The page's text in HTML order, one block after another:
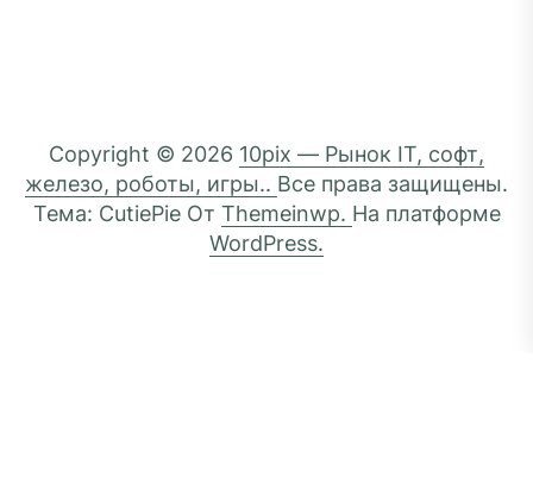
Copyright © 2026 10pix — Рынок IT, софт,
железо, роботы, игры.. Все права защищены.
Тема: CutiePie От Themeinwp. На платформе
WordPress.